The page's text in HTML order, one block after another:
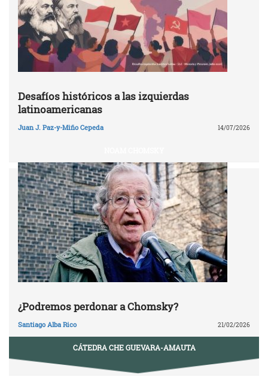
Desafíos históricos a las izquierdas
latinoamericanas
Juan J. Paz-y-Miño Cepeda 14/07/2026
¿Podremos perdonar a Chomsky?
Santiago Alba Rico 21/02/2026
CÁTEDRA CHE GUEVARA-AMAUTA